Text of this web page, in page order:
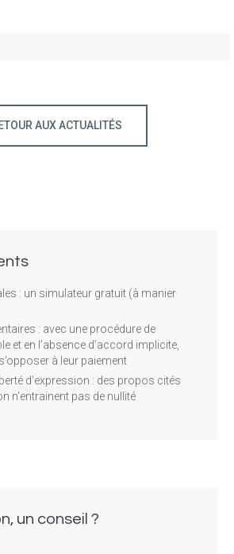
AUX ACTUALITÉS
: un simulateur gratuit (à manier
: avec une procédure de
et en l’absence d’accord implicite,
à leur paiement
d’expression : des propos cités
n’entrainent pas de nullité
un conseil ?